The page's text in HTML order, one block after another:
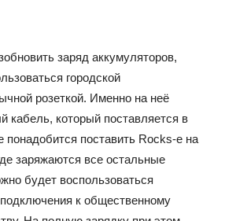
заряд аккумуляторов,
городской
розеткой. Именно на неё
кабель, который поставляется в
понадобится поставить Rocks-e на
заряжаются все остальные
будет воспользоваться
к общественному